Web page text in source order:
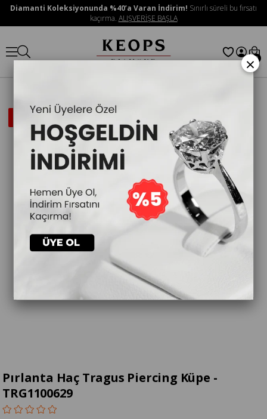
Diamanti Koleksiyonunda %40’a Varan İndirim! Sınırlı süreli bu fırsatı
kaçırma. ALIŞVERİŞE BAŞLA
0
İNDIRIMLI
Pırlanta Haç Tragus Piercing Küpe -
TRG1100629
×